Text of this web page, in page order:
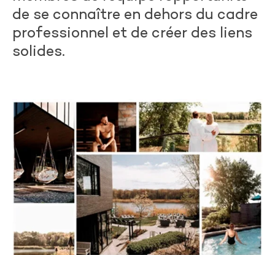
de se connaître en dehors du cadre
professionnel et de créer des liens
solides.